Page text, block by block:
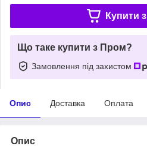
Купити з
Що таке купити з Пром?
Замовлення під захистом
Опис Доставка Оплата
Опис